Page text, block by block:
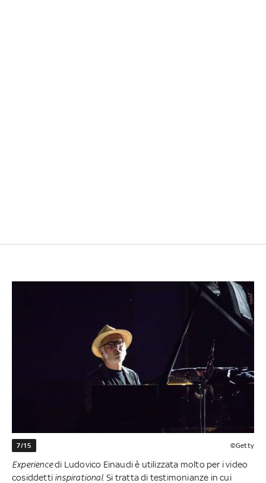
7/15 ©Getty
Experiencedi Ludovico Einaudi è utilizzata molto per i video
cosiddetti inspirational. Si tratta di testimonianze in cui